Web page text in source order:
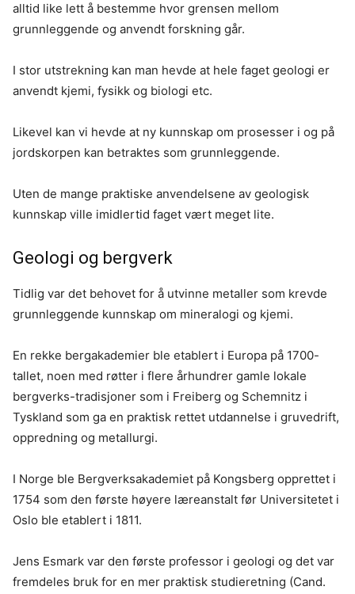
alltid like lett å bestemme hvor grensen mellom
grunnleggende og anvendt forskning går.
I stor utstrekning kan man hevde at hele faget geologi er
anvendt kjemi, fysikk og biologi etc.
Likevel kan vi hevde at ny kunnskap om prosesser i og på
jordskorpen kan betraktes som grunnleggende.
Uten de mange praktiske anvendelsene av geologisk
kunnskap ville imidlertid faget vært meget lite.
Geologi og bergverk
Tidlig var det behovet for å utvinne metaller som krevde
grunnleggende kunnskap om mineralogi og kjemi.
En rekke bergakademier ble etablert i Europa på 1700-
tallet, noen med røtter i flere århundrer gamle lokale
bergverks-tradisjoner som i Freiberg og Schemnitz i
Tyskland som ga en praktisk rettet utdannelse i gruvedrift,
oppredning og metallurgi.
I Norge ble Bergverksakademiet på Kongsberg opprettet i
1754 som den første høyere læreanstalt før Universitetet i
Oslo ble etablert i 1811.
Jens Esmark var den første professor i geologi og det var
fremdeles bruk for en mer praktisk studieretning (Cand.